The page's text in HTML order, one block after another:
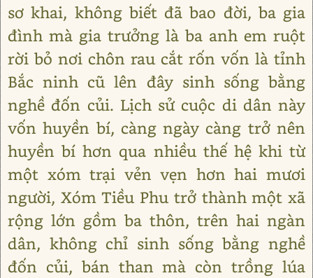
sơ khai, không biết đã bao đời, ba gia
đình mà gia trưởng là ba anh em ruột
rời bỏ nơi chôn rau cắt rốn vốn là tỉnh
Bắc ninh cũ lên đây sinh sống bằng
nghề đốn củi. Lịch sử cuộc di dân này
vốn huyền bí, càng ngày càng trở nên
huyền bí hơn qua nhiều thế hệ khi từ
một xóm trại vẻn vẹn hơn hai mươi
người, Xóm Tiều Phu trở thành một xã
rộng lớn gồm ba thôn, trên hai ngàn
dân, không chỉ sinh sống bằng nghề
đốn củi, bán than mà còn trồng lúa